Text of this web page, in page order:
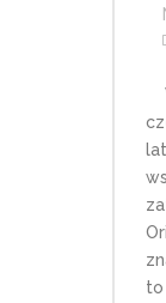
to